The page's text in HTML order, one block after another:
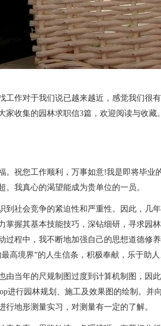
工作对于我们说已越来越近，感觉我们很有
收集的园林求职信3篇，欢迎阅读与收藏。
。祝您工作顺利，万事如意!我是即将毕业
。我真心的渴望能成为贵单位的一员。
到社会竞争的紧迫性和严重性。因此，几
掌握其基本技能技巧，深钻细研，寻求园
程中，我不断地加强自己的思想道德修养
高境界”的人生信条，积极奉献，乐于助人
由当年的尺规制图过度到计算机制图，因
进行园林规划、施工及效果图的绘制。并
地形测量实习，对测量有一定的了解。